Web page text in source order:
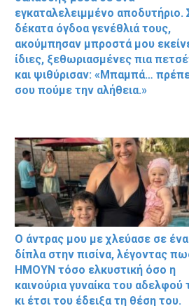
εγκαταλελειμμένο αποδυτήριο.
δέκατα όγδοα γενέθλιά τους,
ακούμπησαν μπροστά μου
ίδιες, ξεθωριασμένες πια
και ψιθύρισαν: «Μπαμπά…
σου πούμε την αλήθεια.»
Ο άντρας μου με χλεύασε σε
δίπλα στην πισίνα, λέγοντας
ΗΜΟΥΝ τόσο ελκυστική όσο η
καινούρια γυναίκα του αδελφού
κι έτσι του έδειξα τη θέση του.